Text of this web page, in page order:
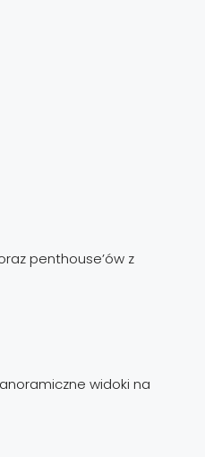
penthouse’ów z
widoki na